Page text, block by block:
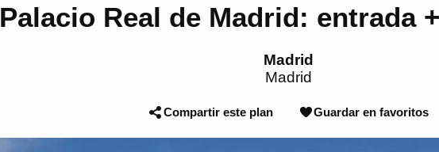
Palacio Real de Madrid: entrada
Madrid
Madrid
Compartir este plan Guardar en favoritos